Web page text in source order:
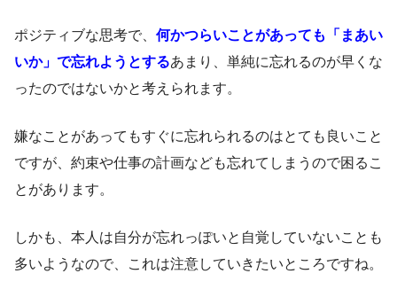
ポジティブな思考で、 何かつらいことがあっても「まあい
いか」で忘れようとするあまり、単純に忘れるのが早くな
ったのではないかと考えられます。
嫌なことがあってもすぐに忘れられるのはとても良いこと
ですが、約束や仕事の計画なども忘れてしまうので困るこ
とがあります。
しかも、本人は自分が忘れっぽいと自覚していないことも
多いようなので、これは注意していきたいところですね。